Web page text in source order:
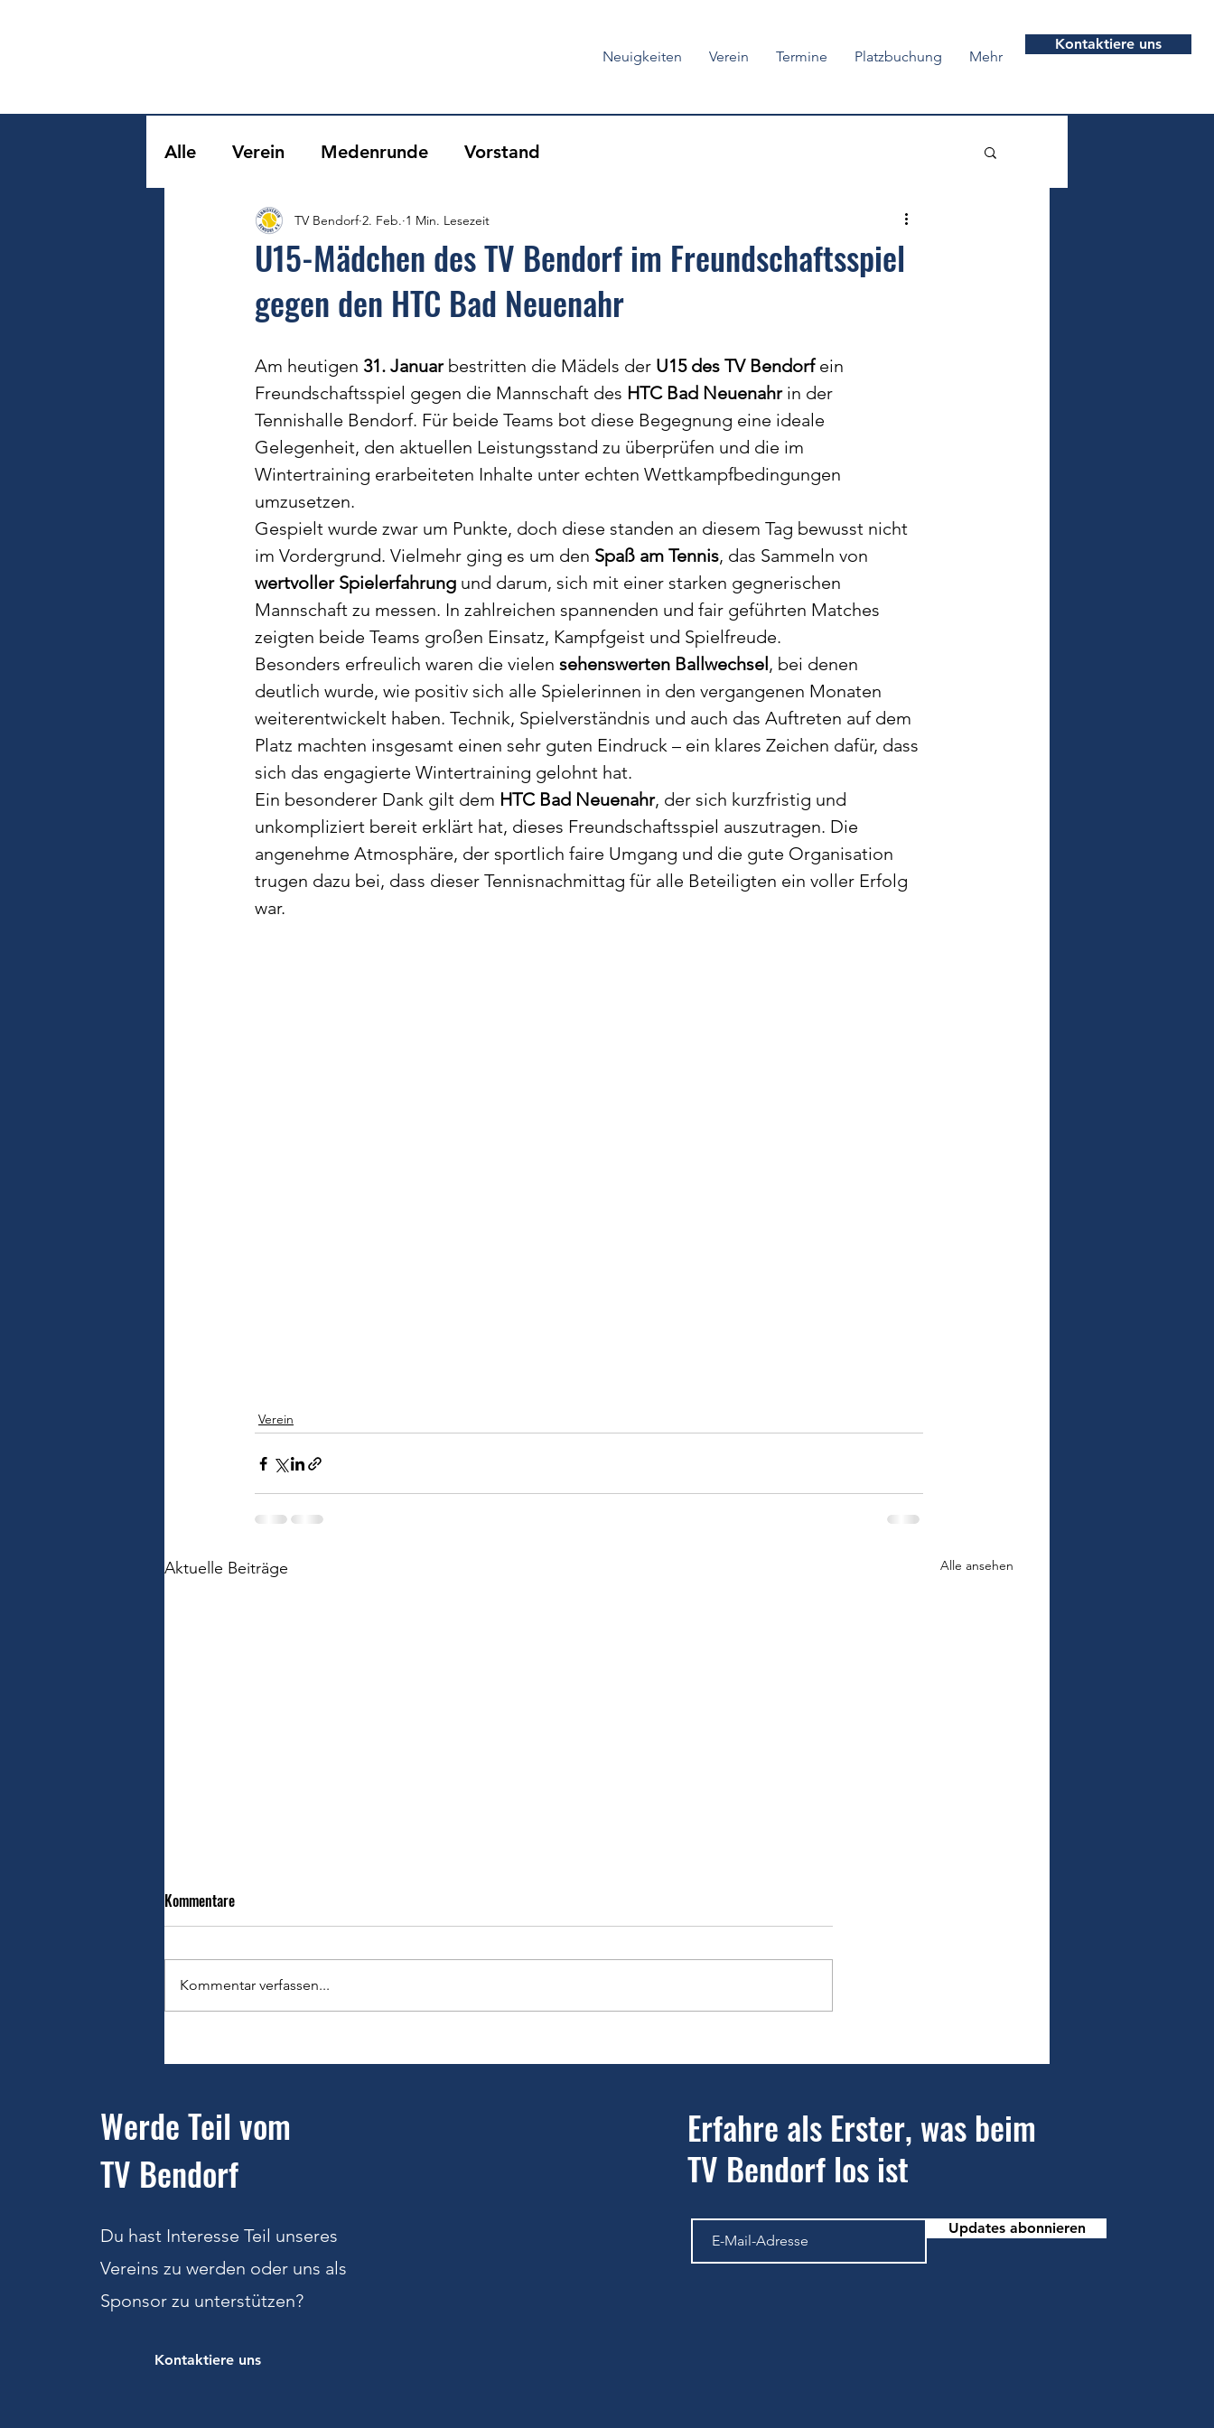
Neuigkeiten Verein Termine Platzbuchung Mehr
Kontaktiere uns
Alle Verein Medenrunde Vorstand
U15-Mädchen des TV Bendorf im Freundschaftsspiel
gegen den HTC Bad Neuenahr
TV Bendorf 2. Feb. 1 Min. Lesezeit
Am heutigen 31. Januar bestritten die Mädels der U15 des TV Bendorf ein
Freundschaftsspiel gegen die Mannschaft des HTC Bad Neuenahr in der
Tennishalle Bendorf. Für beide Teams bot diese Begegnung eine ideale
Gelegenheit, den aktuellen Leistungsstand zu überprüfen und die im
Wintertraining erarbeiteten Inhalte unter echten Wettkampfbedingungen
umzusetzen.
Gespielt wurde zwar um Punkte, doch diese standen an diesem Tag bewusst nicht
im Vordergrund. Vielmehr ging es um den Spaß am Tennis, das Sammeln von
wertvoller Spielerfahrung und darum, sich mit einer starken gegnerischen
Mannschaft zu messen. In zahlreichen spannenden und fair geführten Matches
zeigten beide Teams großen Einsatz, Kampfgeist und Spielfreude.
Besonders erfreulich waren die vielen sehenswerten Ballwechsel, bei denen
deutlich wurde, wie positiv sich alle Spielerinnen in den vergangenen Monaten
weiterentwickelt haben. Technik, Spielverständnis und auch das Auftreten auf dem
Platz machten insgesamt einen sehr guten Eindruck – ein klares Zeichen dafür, dass
sich das engagierte Wintertraining gelohnt hat.
Ein besonderer Dank gilt dem HTC Bad Neuenahr, der sich kurzfristig und
unkompliziert bereit erklärt hat, dieses Freundschaftsspiel auszutragen. Die
angenehme Atmosphäre, der sportlich faire Umgang und die gute Organisation
trugen dazu bei, dass dieser Tennisnachmittag für alle Beteiligten ein voller Erfolg
war.
Verein
Aktuelle Beiträge Alle ansehen
Schnuppertraining des
Erfolg für den Tennisverein
Nachwuchsaktion an der
Kommentare
Kommentar verfassen...
Werde Teil vom
TV Bendorf
Du hast Interesse Teil unseres
Vereins zu werden oder uns als
Sponsor zu unterstützen?
Kontaktiere uns
Erfahre als Erster, was beim
TV Bendorf los ist
Updates abonnieren